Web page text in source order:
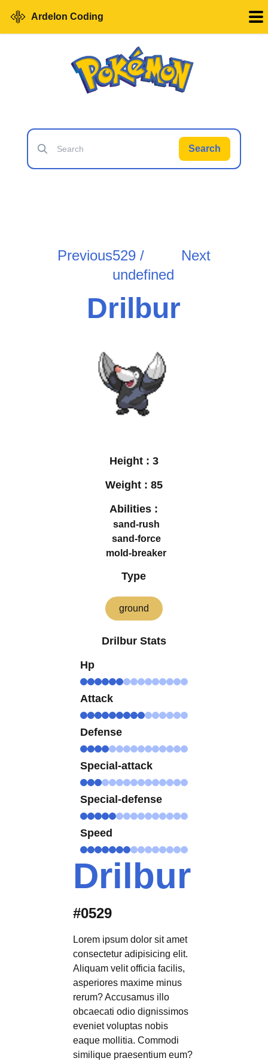
Ardelon Coding
Search
Previous529 /
undefined
Next
Drilbur
Height : 3
Weight : 85
Abilities :
sand-rush
sand-force
mold-breaker
Type
ground
Drilbur Stats
Hp
Attack
Defense
Special-attack
Special-defense
Speed
Drilbur
#0529
Lorem ipsum dolor sit amet
consectetur adipisicing elit.
Aliquam velit officia facilis,
asperiores maxime minus
rerum? Accusamus illo
obcaecati odio dignissimos
eveniet voluptas nobis
eaque mollitia. Commodi
similique praesentium eum?